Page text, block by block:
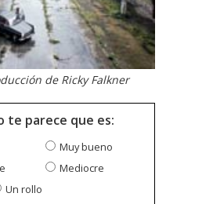
de Ricky Falkner
te parece que es:
Muy bueno
Mediocre
Un rollo